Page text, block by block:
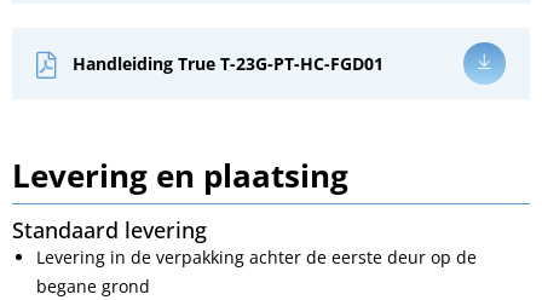
Handleiding True T-23G-PT-HC-FGD01
Levering en plaatsing
Standaard levering
Levering in de verpakking achter de eerste deur op de
begane grond